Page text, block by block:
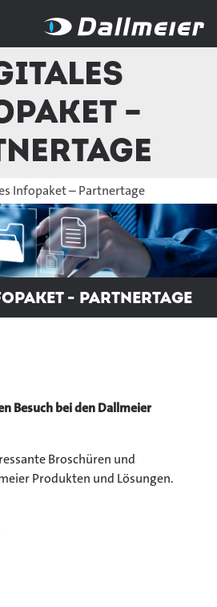
–
Infopaket – Partnertage
- Partnertage
Besuch bei den Dallmeier
Broschüren und
Produkten und Lösungen.